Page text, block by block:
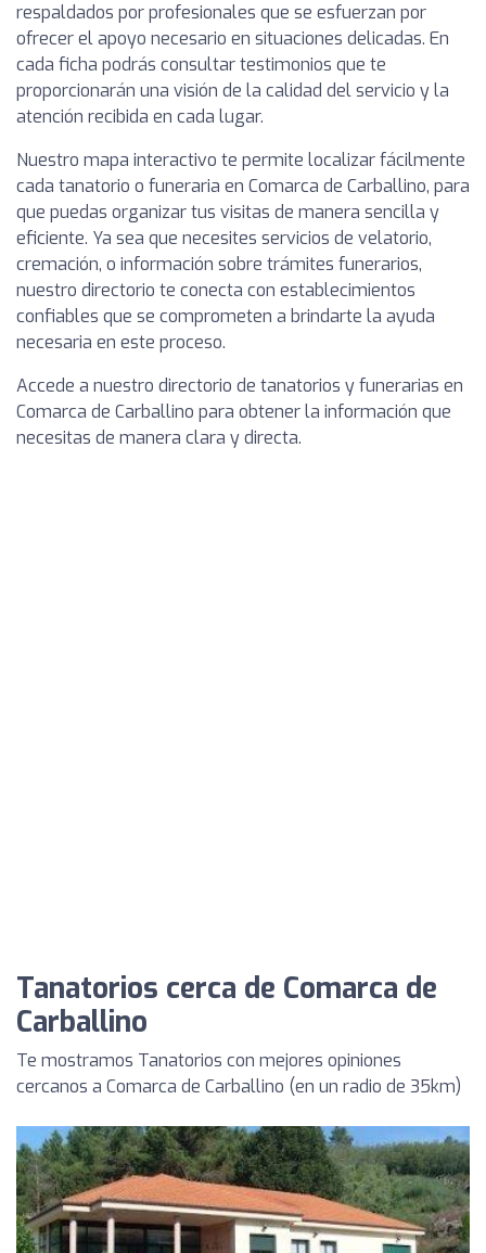
respaldados por profesionales que se esfuerzan por
ofrecer el apoyo necesario en situaciones delicadas. En
cada ficha podrás consultar testimonios que te
proporcionarán una visión de la calidad del servicio y la
atención recibida en cada lugar.
Nuestro mapa interactivo te permite localizar fácilmente
cada tanatorio o funeraria en Comarca de Carballino, para
que puedas organizar tus visitas de manera sencilla y
eficiente. Ya sea que necesites servicios de velatorio,
cremación, o información sobre trámites funerarios,
nuestro directorio te conecta con establecimientos
confiables que se comprometen a brindarte la ayuda
necesaria en este proceso.
Accede a nuestro directorio de tanatorios y funerarias en
Comarca de Carballino para obtener la información que
necesitas de manera clara y directa.
Tanatorios cerca de Comarca de
Carballino
Te mostramos Tanatorios con mejores opiniones
cercanos a Comarca de Carballino (en un radio de 35km)